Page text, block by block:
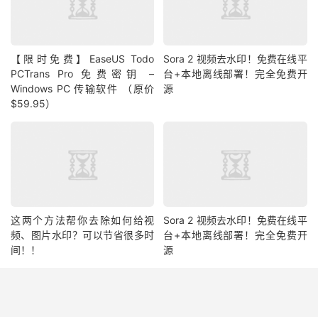
【限时免费】EaseUS Todo
PCTrans Pro 免费密钥 –
Windows PC 传输软件 （原价
$59.95）
Sora 2 视频去水印！免费在线平
台+本地离线部署！完全免费开
源
这两个方法帮你去除如何给视
频、图片水印？可以节省很多时
间！！
Sora 2 视频去水印！免费在线平
台+本地离线部署！完全免费开
源